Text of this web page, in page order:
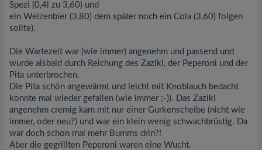
Spezi (0,4l zu 3,60) und
ein Weizenbier (3,80) dem später noch ein Cola (3,60) folgen
sollte).
Die Wartezeit war (wie immer) angenehm und passend und
wurde alsbald durch Reichung des Zaziki, der Peperoni und der
Pita unterbrochen.
Die Pita schön angewärmt und leicht mit Knoblauch bedacht
konnte mal wieder gefallen (wie immer ;-)). Das Zaziki
angenehm cremig kam mit nur einer Gurkenscheibe (nicht wie
immer, oder neu?) und war ein klein wenig schwachbrüstig. Da
war doch schon mal mehr Bumms drin?!
Aber die gegrillten Peperoni waren eine Wucht.